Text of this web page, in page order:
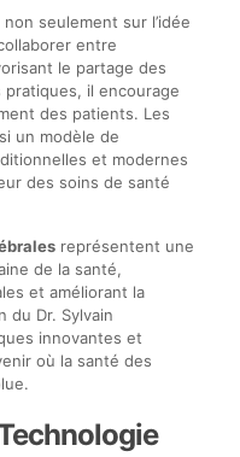
seulement sur l’idée
entre
le partage des
pratiques, il encourage
des patients. Les
un modèle de
et modernes
des soins de santé
représentent une
de la santé,
et améliorant la
du Dr. Sylvain
innovantes et
où la santé des